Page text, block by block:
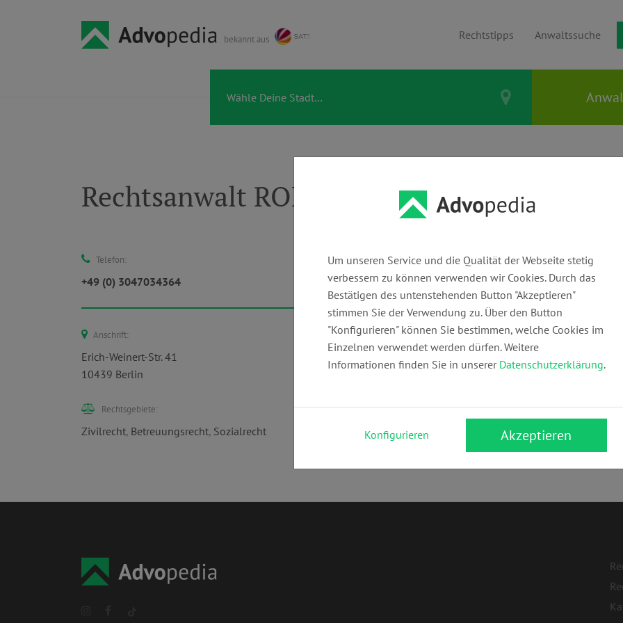
bekannt aus Rechtstipps Anwaltssuche
Rechtsanwalt ROLAND EXNER
Telefon:
+49 (0) 3047034364
E-Mail:
post@rechtsanwalt-roland-exner.de
Anschrift:
Erich-Weinert-Str. 41
10439 Berlin
Rechtsgebiete:
Zivilrecht, Betreuungsrecht, Sozialrecht
Um unseren Service und die Qualität der Webseite stetig
verbessern zu können verwenden wir Cookies. Durch das
Bestätigen des untenstehenden Button "Akzeptieren"
stimmen Sie der Verwendung zu. Über den Button
"Konfigurieren" können Sie bestimmen, welche Cookies im
Einzelnen verwendet werden dürfen. Weitere
Informationen finden Sie in unserer Datenschutzerklärung.
Konfigurieren Akzeptieren